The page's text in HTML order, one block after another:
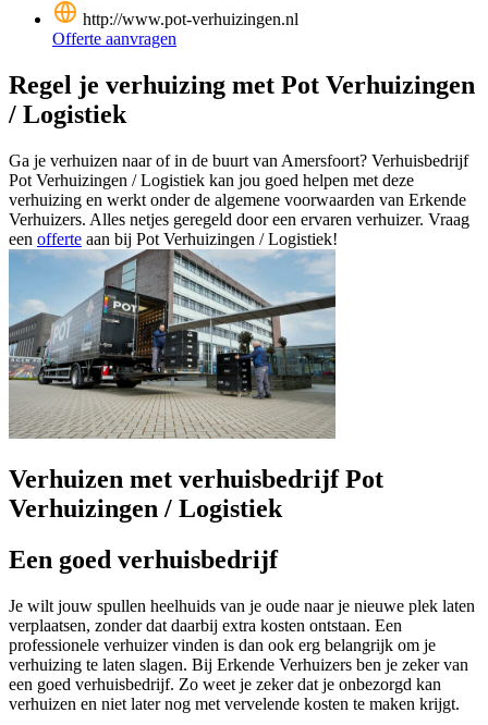
http://www.pot-verhuizingen.nl
Offerte aanvragen
Regel je verhuizing met Pot Verhuizingen
/ Logistiek
Ga je verhuizen naar of in de buurt van Amersfoort? Verhuisbedrijf
Pot Verhuizingen / Logistiek kan jou goed helpen met deze
verhuizing en werkt onder de algemene voorwaarden van Erkende
Verhuizers. Alles netjes geregeld door een ervaren verhuizer. Vraag
een offerte aan bij Pot Verhuizingen / Logistiek!
Verhuizen met verhuisbedrijf Pot
Verhuizingen / Logistiek
Een goed verhuisbedrijf
Je wilt jouw spullen heelhuids van je oude naar je nieuwe plek laten
verplaatsen, zonder dat daarbij extra kosten ontstaan. Een
professionele verhuizer vinden is dan ook erg belangrijk om je
verhuizing te laten slagen. Bij Erkende Verhuizers ben je zeker van
een goed verhuisbedrijf. Zo weet je zeker dat je onbezorgd kan
verhuizen en niet later nog met vervelende kosten te maken krijgt.